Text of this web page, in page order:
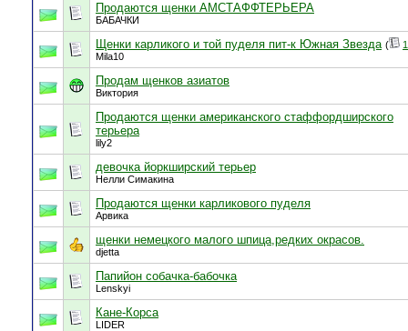
Продаются щенки АМСТАФФТЕРЬЕРА
БАБАЧКИ
Щенки карликого и той пуделя пит-к Южная Звезда (
1
Mila10
Продам щенков азиатов
Виктория
Продаются щенки американского стаффордширского
терьера
lily2
девочка йоркширский терьер
Нелли Симакина
Продаются щенки карликового пуделя
Арвика
щенки немецкого малого шпица,редких окрасов.
djetta
Папийон собачка-бабочка
Lenskyi
Кане-Корса
LIDER